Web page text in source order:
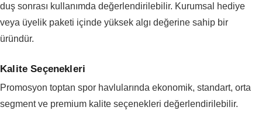
duş sonrası kullanımda değerlendirilebilir. Kurumsal hediye
veya üyelik paketi içinde yüksek algı değerine sahip bir
üründür.
Kalite Seçenekleri
Promosyon toptan spor havlularında ekonomik, standart, orta
segment ve premium kalite seçenekleri değerlendirilebilir.